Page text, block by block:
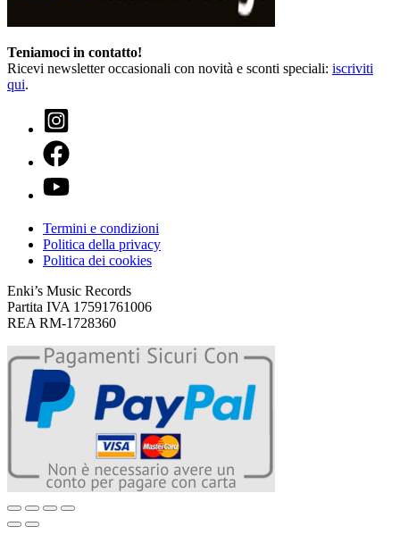
Teniamoci in contatto!
Ricevi newsletter occasionali con novità e sconti speciali: iscriviti
qui.
Termini e condizioni
Politica della privacy
Politica dei cookies
Enki’s Music Records
Partita IVA 17591761006
REA RM-1728360